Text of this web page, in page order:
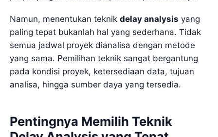
Namun, menentukan teknik delay analysis yang
paling tepat bukanlah hal yang sederhana. Tidak
semua jadwal proyek dianalisa dengan metode
yang sama. Pemilihan teknik sangat bergantung
pada kondisi proyek, ketersediaan data, tujuan
analisa, hingga sumber daya yang tersedia.
Pentingnya Memilih Teknik